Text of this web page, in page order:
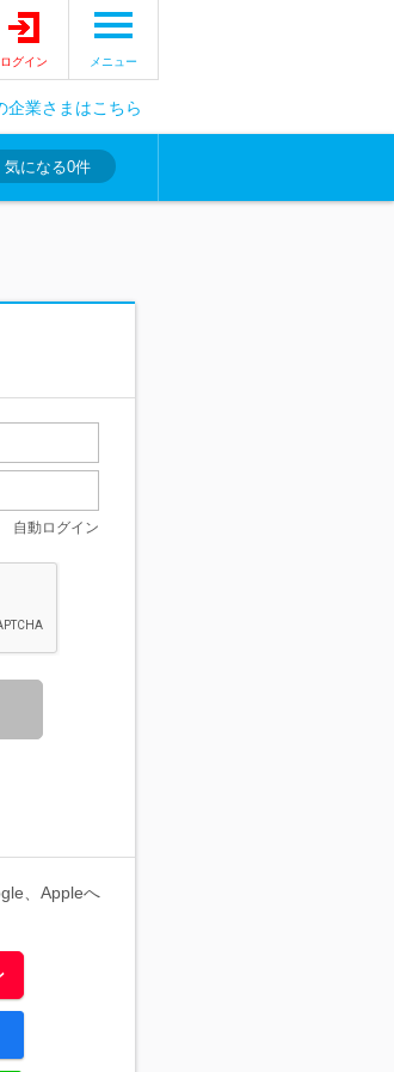
ログイン メニュー
企業さまはこちら
気になる0件
自動ログイン
、Appleへ